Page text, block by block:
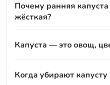
капуста, один из самых
заготовки. Подробнее
Почему ранняя
жёсткая?
листьями — он вкусен в
листьями и высоким
Капуста — это овощ,
разросшаяся
Когда убирают капусту